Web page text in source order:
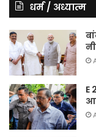
धर्म / अध्यात्म
E